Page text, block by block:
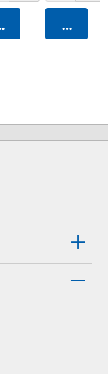
트에 담기 카트에